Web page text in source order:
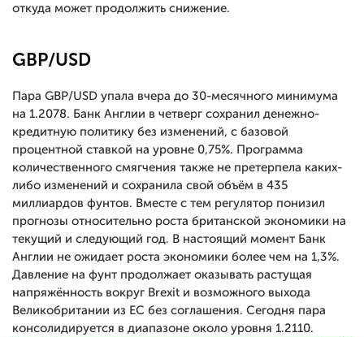
откуда может продолжить снижение.
GBP/USD
Пара GBP/USD упала вчера до 30-месячного минимума
на 1.2078. Банк Англии в четверг сохранил денежно-
кредитную политику без изменений, с базовой
процентной ставкой на уровне 0,75%. Программа
количественного смягчения также не претерпела каких-
либо изменений и сохранила свой объём в 435
миллиардов фунтов. Вместе с тем регулятор понизил
прогнозы относительно роста британской экономики на
текущий и следующий год. В настоящий момент Банк
Англии не ожидает роста экономики более чем на 1,3%.
Давление на фунт продолжает оказывать растущая
напряжённость вокруг Brexit и возможного выхода
Великобритании из ЕС без соглашения. Сегодня пара
консолидируется в диапазоне около уровня 1.2110.